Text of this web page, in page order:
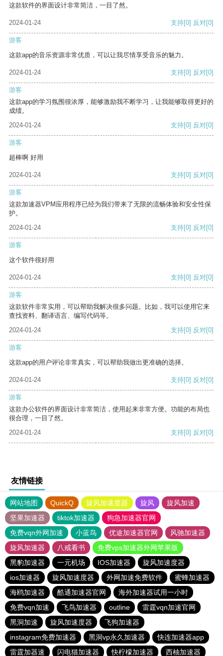
这款软件的界面设计非常简洁，一目了然。
2024-01-24 支持[0] 反对[0]
游客
这款app的音乐资源非常优质，可以让我尽情享受音乐的魅力。
2024-01-24 支持[0] 反对[0]
游客
这款app的学习氛围很浓厚，能够激励我不断学习，让我能够取得更好的
成绩。
2024-01-24
支持[0] 反对[0]
游客
超棒啊 好用
2024-01-24 支持[0] 反对[0]
游客
这款加速器VPM应用程序已经为我们带来了无限的流畅体验和安全性保
护。
2024-01-24
支持[0] 反对[0]
游客
这个软件很好用
2024-01-24 支持[0] 反对[0]
游客
这款软件非常实用，可以帮助我解决很多问题。比如，我可以使用它来
查找资料、翻译语言、编写代码等。
2024-01-24
支持[0] 反对[0]
游客
这款app的用户评论非常真实，可以帮助我做出更准确的选择。
2024-01-24 支持[0] 反对[0]
游客
这款办公软件的界面设计非常简洁，使用起来非常方便。功能的布局也
很合理，一目了然。
2024-01-24
支持[0] 反对[0]
友情链接
网站地图 QuickQ 旋风加速度器 旋风
旋风加速
坚果加速器
tiktok加速器
狗急加速器官网
免费vqn外网加速
小蓝鸟 优途加速器官网
风驰加速器
旋风加速器
八戒看书
免费vps加速器外网苹果版
黑豹加速器
一元机场 IOS加速器
旋风加速度器
ios加速器
旋风加速度器 外网加速免费软件
蜜蜂加速器
海鸥加速器
酷通加速器官网
海外加速器试用一小时
免费vqn加速
飞鸟加速器 outline
雷霆vqn加速官网
黑洞加速
旋风加速度器
飞狗加速器
instagram免费加速器
黑洞vp永久加速器
快连加速器app
雷霆加器速
闪电猫加速器 快柠檬加速器 西柚加速器